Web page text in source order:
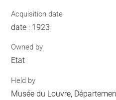
Acquisition date
date : 1923
Owned by
Etat
Held by
Musée du Louvre,